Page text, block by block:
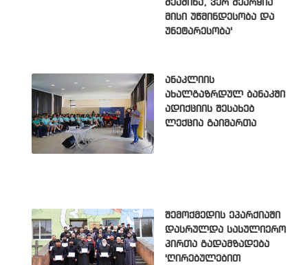
შეაშინა, ვერ შეარყია
მისი უწმინდესობა და
უნეტარესობა'
ანაკლიის
ახალგაზრდულ ბანაკში
ადიქციის შესახებ
ლექცია გაიმართა
შემოქმედის ეპარქიაში
დასრულდა სასულიერო
პირთა გადამზადება
'ღირებულებით